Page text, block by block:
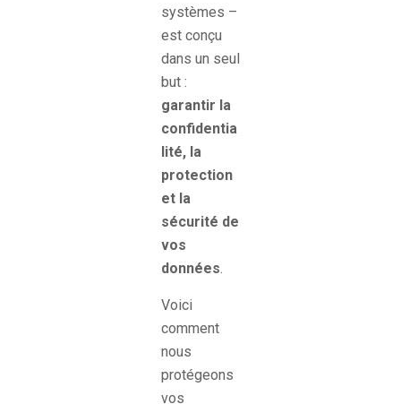
systèmes –
est conçu
dans un seul
but :
garantir la
confidentia
lité, la
protection
et la
sécurité de
vos
données.
Voici
comment
nous
protégeons
vos